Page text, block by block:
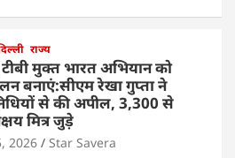
राज्य
मुक्त भारत अभियान को
बनाएं:सीएम रेखा गुप्ता ने
से की अपील, 3,300 से
मित्र जुड़े
2026 Star Savera